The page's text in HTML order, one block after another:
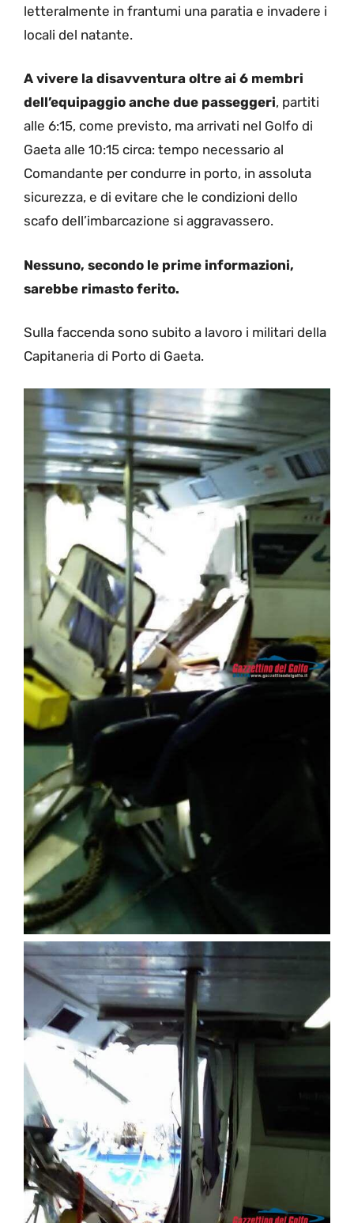
letteralmente in frantumi una paratia e invadere i
locali del natante.
A vivere la disavventura oltre ai 6 membri
dell’equipaggio anche due passeggeri, partiti
alle 6:15, come previsto, ma arrivati nel Golfo di
Gaeta alle 10:15 circa: tempo necessario al
Comandante per condurre in porto, in assoluta
sicurezza, e di evitare che le condizioni dello
scafo dell’imbarcazione si aggravassero.
Nessuno, secondo le prime informazioni,
sarebbe rimasto ferito.
Sulla faccenda sono subito a lavoro i militari della
Capitaneria di Porto di Gaeta.